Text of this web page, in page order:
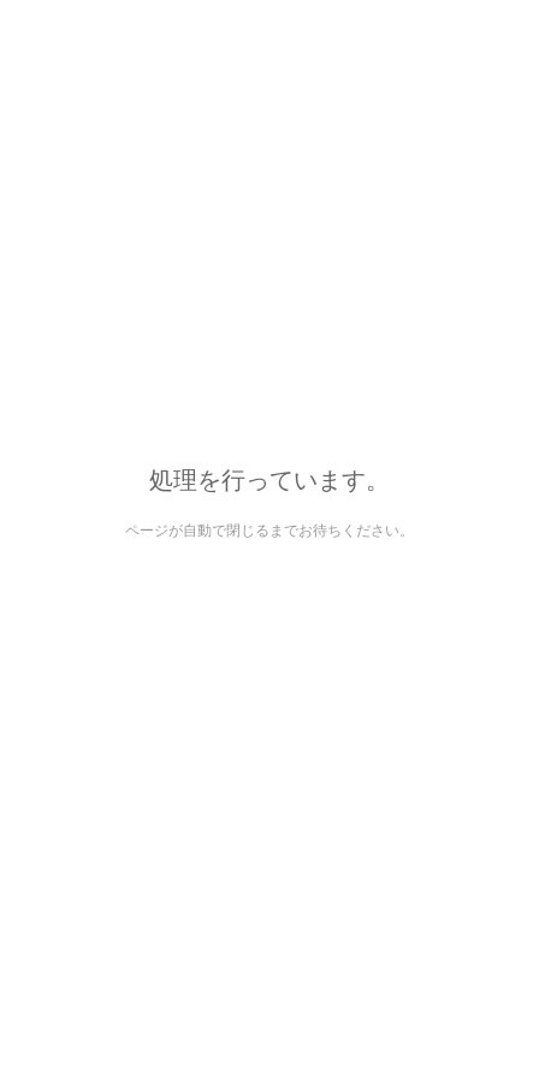
処理を行っています。
ページが自動で閉じるまでお待ちください。